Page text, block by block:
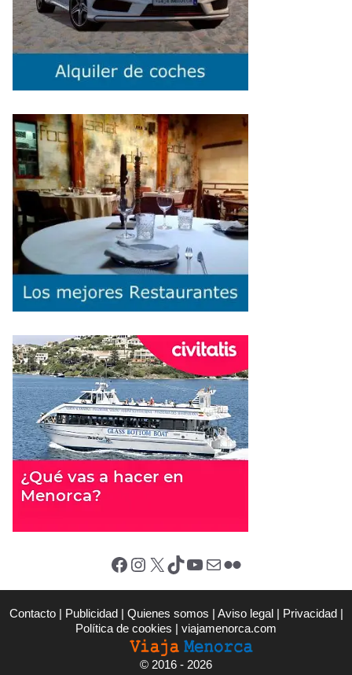
Facebook Instagram X (Twitter) TikTok YouTube Correo electrónico Flickr
Contacto | Publicidad | Quienes somos | Aviso legal | Privacidad |
Política de cookies | viajamenorca.com
© 2016 - 2026